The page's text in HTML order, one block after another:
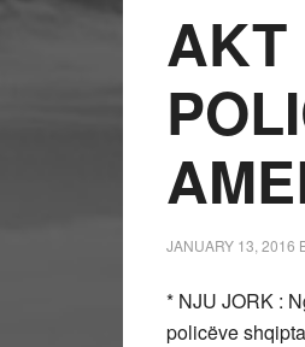
AKT
JANUARY 13, 2016
* NJU JORK :
policëve